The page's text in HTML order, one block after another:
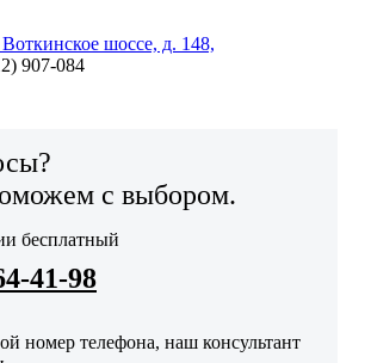
шоссе, д. 148,
907-084
с выбором.
бесплатный
41-98
номер телефона, наш консультант